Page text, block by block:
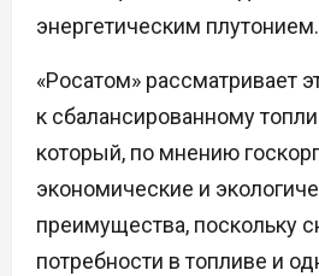
энергетическим плутонием.
«Росатом» рассматривает
к сбалансированному
который, по мнению
экономические и
преимущества, поскольку
потребности в топливе и